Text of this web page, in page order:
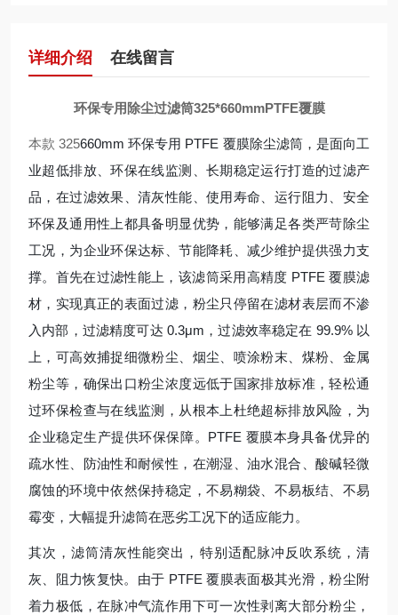
详细介绍 在线留言
环保专用除尘过滤筒325*660mmPTFE覆膜
本款 325660mm 环保专用 PTFE 覆膜除尘滤筒，是面向工
业超低排放、环保在线监测、长期稳定运行打造的过滤产
品，在过滤效果、清灰性能、使用寿命、运行阻力、安全
环保及通用性上都具备明显优势，能够满足各类严苛除尘
工况，为企业环保达标、节能降耗、减少维护提供强力支
撑。首先在过滤性能上，该滤筒采用高精度 PTFE 覆膜滤
材，实现真正的表面过滤，粉尘只停留在滤材表层而不渗
入内部，过滤精度可达 0.3μm，过滤效率稳定在 99.9% 以
上，可高效捕捉细微粉尘、烟尘、喷涂粉末、煤粉、金属
粉尘等，确保出口粉尘浓度远低于国家排放标准，轻松通
过环保检查与在线监测，从根本上杜绝超标排放风险，为
企业稳定生产提供环保保障。PTFE 覆膜本身具备优异的
疏水性、防油性和耐候性，在潮湿、油水混合、酸碱轻微
腐蚀的环境中依然保持稳定，不易糊袋、不易板结、不易
霉变，大幅提升滤筒在恶劣工况下的适应能力。
其次，滤筒清灰性能突出，特别适配脉冲反吹系统，清
灰、阻力恢复快。由于 PTFE 覆膜表面极其光滑，粉尘附
着力极低，在脉冲气流作用下可一次性剥离大部分粉尘，